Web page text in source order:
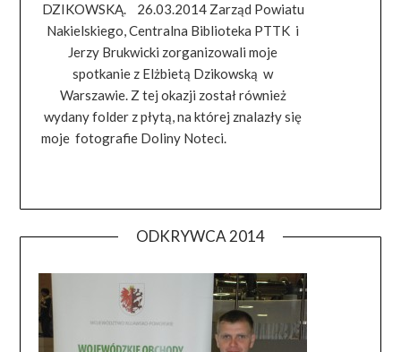
DZIKOWSKĄ. 26.03.2014 Zarząd Powiatu
Nakielskiego, Centralna Biblioteka PTTK i
Jerzy Brukwicki zorganizowali moje
spotkanie z Elżbietą Dzikowską w
Warszawie. Z tej okazji został również
wydany folder z płytą, na której znalazły się
moje fotografie Doliny Noteci.
ODKRYWCA 2014